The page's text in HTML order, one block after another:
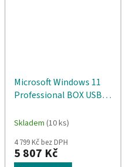
Microsoft Windows 11
Professional BOX USB
Skladem (10 ks)
4 799 Kč bez DPH
5 807 Kč